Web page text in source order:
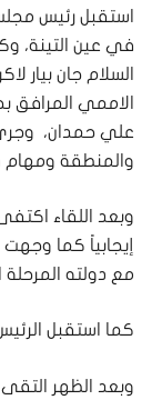
استقبل رئيس
في عين التينة،
الاممي المرافق
علي حمدان،
والمنطقة ومهام
وبعد اللقاء
إيجابياً كما
مع دولته المرحلة
كما استقبل
وبعد الظهر